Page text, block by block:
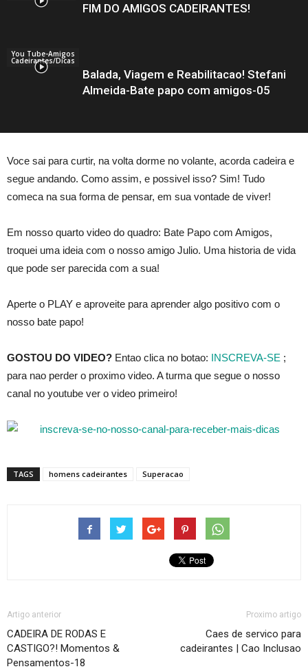
FIM DO AMIGOS CADEIRANTES!
You Tube-Amigos
Cadeirantes/Dicas
Balada, Viagem e Reabilitacao! Stefani
Almeida-Bate papo com amigos-05
Voce sai para curtir, na volta dorme no volante, acorda cadeira e
segue andando. Como assim, e possivel isso? Sim! Tudo
comeca na sua forma de pensar, em sua vontade de viver!
Em nosso quarto video do quadro: Bate Papo com Amigos,
troquei uma ideia com o nosso amigo Julio. Uma historia de vida
que pode ser parecida com a sua!
Aperte o PLAY e aproveite para aprender algo positivo com o
nosso bate papo!
GOSTOU DO VIDEO? Entao clica no botao: INSCREVA-SE ;
para nao perder o proximo video. A turma que segue o nosso
canal no youtube ver o video primeiro!
TAGS homens cadeirantes Superacao
Artigo anterior
CADEIRA DE RODAS E
CASTIGO?! Momentos &
Pensamentos-18
Proximo artigo
Caes de servico para
cadeirantes | Cao Inclusao